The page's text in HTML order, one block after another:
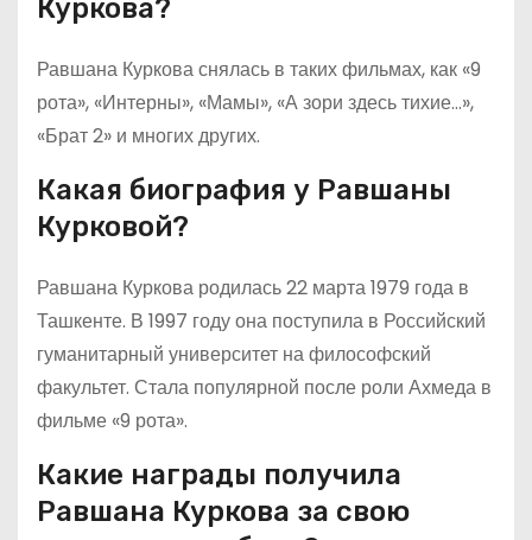
Куркова?
Равшана Куркова снялась в таких фильмах, как «9
рота», «Интерны», «Мамы», «А зори здесь тихие…»,
«Брат 2» и многих других.
Какая биография у Равшаны
Курковой?
Равшана Куркова родилась 22 марта 1979 года в
Ташкенте. В 1997 году она поступила в Российский
гуманитарный университет на философский
факультет. Стала популярной после роли Ахмеда в
фильме «9 рота».
Какие награды получила
Равшана Куркова за свою